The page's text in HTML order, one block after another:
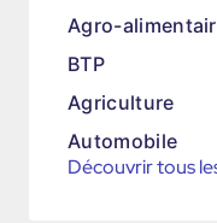
Agro-
BTP
Agriculture
Automobile
Découvrir tous